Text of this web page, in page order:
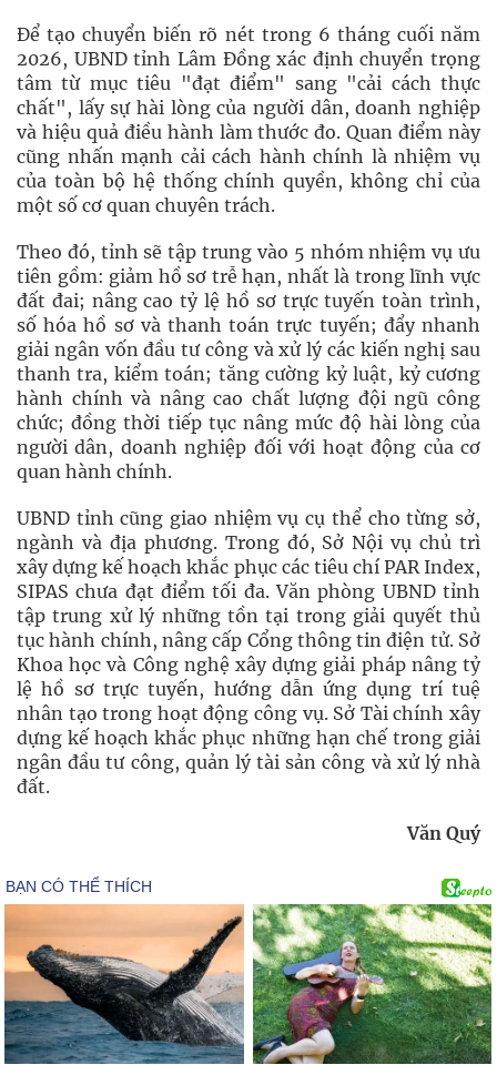
Để tạo chuyển biến rõ nét trong 6 tháng cuối năm
2026, UBND tỉnh Lâm Đồng xác định chuyển trọng
tâm từ mục tiêu "đạt điểm" sang "cải cách thực
chất", lấy sự hài lòng của người dân, doanh nghiệp
và hiệu quả điều hành làm thước đo. Quan điểm này
cũng nhấn mạnh cải cách hành chính là nhiệm vụ
của toàn bộ hệ thống chính quyền, không chỉ của
một số cơ quan chuyên trách.
Theo đó, tỉnh sẽ tập trung vào 5 nhóm nhiệm vụ ưu
tiên gồm: giảm hồ sơ trễ hạn, nhất là trong lĩnh vực
đất đai; nâng cao tỷ lệ hồ sơ trực tuyến toàn trình,
số hóa hồ sơ và thanh toán trực tuyến; đẩy nhanh
giải ngân vốn đầu tư công và xử lý các kiến nghị sau
thanh tra, kiểm toán; tăng cường kỷ luật, kỷ cương
hành chính và nâng cao chất lượng đội ngũ công
chức; đồng thời tiếp tục nâng mức độ hài lòng của
người dân, doanh nghiệp đối với hoạt động của cơ
quan hành chính.
UBND tỉnh cũng giao nhiệm vụ cụ thể cho từng sở,
ngành và địa phương. Trong đó, Sở Nội vụ chủ trì
xây dựng kế hoạch khắc phục các tiêu chí PAR Index,
SIPAS chưa đạt điểm tối đa. Văn phòng UBND tỉnh
tập trung xử lý những tồn tại trong giải quyết thủ
tục hành chính, nâng cấp Cổng thông tin điện tử. Sở
Khoa học và Công nghệ xây dựng giải pháp nâng tỷ
lệ hồ sơ trực tuyến, hướng dẫn ứng dụng trí tuệ
nhân tạo trong hoạt động công vụ. Sở Tài chính xây
dựng kế hoạch khắc phục những hạn chế trong giải
ngân đầu tư công, quản lý tài sản công và xử lý nhà
đất.
Văn Quý